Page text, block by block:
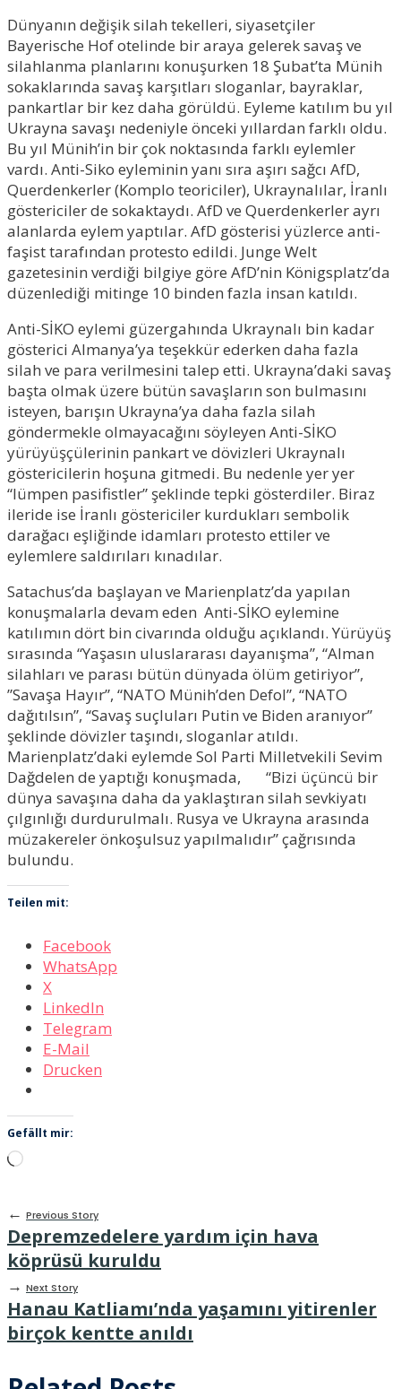
Dünyanın değişik silah tekelleri, siyasetçiler
Bayerische Hof otelinde bir araya gelerek savaş ve
silahlanma planlarını konuşurken 18 Şubat’ta Münih
sokaklarında savaş karşıtları sloganlar, bayraklar,
pankartlar bir kez daha görüldü. Eyleme katılım bu yıl
Ukrayna savaşı nedeniyle önceki yıllardan farklı oldu.
Bu yıl Münih’in bir çok noktasında farklı eylemler
vardı. Anti-Siko eyleminin yanı sıra aşırı sağcı AfD,
Querdenkerler (Komplo teoriciler), Ukraynalılar, İranlı
göstericiler de sokaktaydı. AfD ve Querdenkerler ayrı
alanlarda eylem yaptılar. AfD gösterisi yüzlerce anti-
faşist tarafından protesto edildi. Junge Welt
gazetesinin verdiği bilgiye göre AfD’nin Königsplatz’da
düzenlediği mitinge 10 binden fazla insan katıldı.
Anti-SİKO eylemi güzergahında Ukraynalı bin kadar
gösterici Almanya’ya teşekkür ederken daha fazla
silah ve para verilmesini talep etti. Ukrayna’daki savaş
başta olmak üzere bütün savaşların son bulmasını
isteyen, barışın Ukrayna’ya daha fazla silah
göndermekle olmayacağını söyleyen Anti-SİKO
yürüyüşçülerinin pankart ve dövizleri Ukraynalı
göstericilerin hoşuna gitmedi. Bu nedenle yer yer
“lümpen pasifistler” şeklinde tepki gösterdiler. Biraz
ileride ise İranlı göstericiler kurdukları sembolik
darağacı eşliğinde idamları protesto ettiler ve
eylemlere saldırıları kınadılar.
Satachus’da başlayan ve Marienplatz’da yapılan
konuşmalarla devam eden Anti-SİKO eylemine
katılımın dört bin civarında olduğu açıklandı. Yürüyüş
sırasında “Yaşasın uluslararası dayanışma”, “Alman
silahları ve parası bütün dünyada ölüm getiriyor”,
”Savaşa Hayır”, “NATO Münih’den Defol”, “NATO
dağıtılsın”, “Savaş suçluları Putin ve Biden aranıyor”
şeklinde dövizler taşındı, sloganlar atıldı.
Marienplatz’daki eylemde Sol Parti Milletvekili Sevim
Dağdelen de yaptığı konuşmada, “Bizi üçüncü bir
dünya savaşına daha da yaklaştıran silah sevkiyatı
çılgınlığı durdurulmalı. Rusya ve Ukrayna arasında
müzakereler önkoşulsuz yapılmalıdır” çağrısında
bulundu.
Teilen mit:
Facebook
WhatsApp
X
LinkedIn
Telegram
E-Mail
Drucken
Gefällt mir:
Wird
← Previous Story
Depremzedelere yardım için hava
köprüsü kuruldu
→ Next Story
Hanau Katliamı’nda yaşamını yitirenler
birçok kentte anıldı